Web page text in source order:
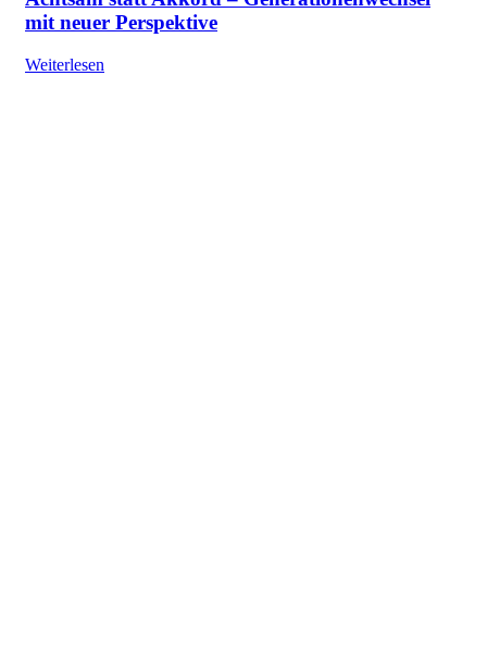
mit neuer Perspektive
Weiterlesen